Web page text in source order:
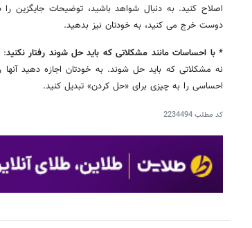
اصلاح کنید. به دنبال شواهد باشید، توضیحات جایگزین
دوست خرج می کنید، به خودتان نیز بدهید.
* با احساسات مانند مشکلاتی که باید حل شوند رفتار نکنید:
نه مشکلاتی که باید حل شوند. به خودتان اجازه دهید
احساسی را به چیزی برای «حل کردن» تبدیل کنید.
کد مطلب2234494